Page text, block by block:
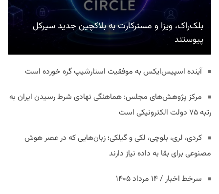
بلک‌راک، ویزا و مسترکارت به بلاکچین جدید سیرکل
پیوستند
آینده اسپیس‌ایکس به موفقیت استارشیپ گره خورده است
مرکز پژوهش‌های مجلس: هماهنگی نهادی شرط رسیدن ایران به
رتبه ۷۵ دولت الکترونیکی است
کردی، لری، بلوچی، لکی و گیلکی؛ زبان‌هایی که در عصر هوش
مصنوعی برای بقا به داده نیاز دارند
سرخط اخبار / ۱۴ مرداد ۱۴۰۵